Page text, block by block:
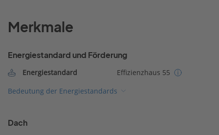
Merkmale
Energiestandard und Förderung
Energiestandard
Effizienzhaus 55
Bedeutung der Energiestandards
Dach